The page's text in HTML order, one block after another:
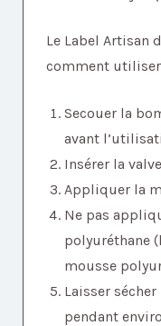
Le Label Artisan
comment
Secouer la
avant
Insérer la
Appliquer la
Ne pas
polyuréthane
mousse
Laisser
pendant